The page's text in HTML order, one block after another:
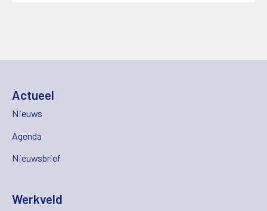
Actueel
Nieuws
Agenda
Nieuwsbrief
Werkveld